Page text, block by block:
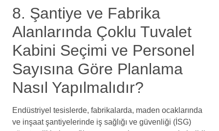
8. Şantiye ve Fabrika
Alanlarında Çoklu Tuvalet
Kabini Seçimi ve Personel
Sayısına Göre Planlama
Nasıl Yapılmalıdır?
Endüstriyel tesislerde, fabrikalarda, maden ocaklarında
ve inşaat şantiyelerinde iş sağlığı ve güvenliği (İSG)